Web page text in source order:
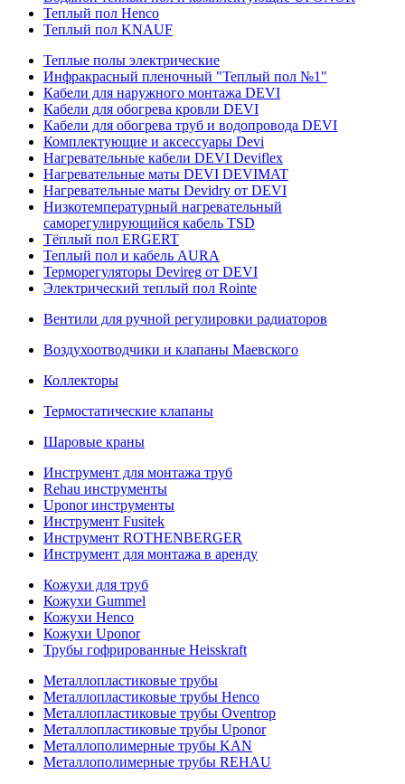
Теплый пол Henco
Теплый пол KNAUF
Теплые полы электрические
Инфракрасный пленочный "Теплый пол №1"
Кабели для наружного монтажа DEVI
Кабели для обогрева кровли DEVI
Кабели для обогрева труб и водопровода DEVI
Комплектующие и аксессуары Devi
Нагревательные кабели DEVI Deviflex
Нагревательные маты DEVI DEVIMAT
Нагревательные маты Devidry от DEVI
Низкотемпературный нагревательный
саморегулирующийся кабель TSD
Тёплый пол ERGERT
Теплый пол и кабель AURA
Терморегуляторы Devireg от DEVI
Электрический теплый пол Rointe
Вентили для ручной регулировки радиаторов
Воздухоотводчики и клапаны Маевского
Коллекторы
Термостатические клапаны
Шаровые краны
Инструмент для монтажа труб
Rehau инструменты
Uponor инструменты
Инструмент Fusitek
Инструмент ROTHENBERGER
Инструмент для монтажа в аренду
Кожухи для труб
Кожухи Gummel
Кожухи Henco
Кожухи Uponor
Трубы гофрированные Heisskraft
Металлопластиковые трубы
Металлопластиковые трубы Henco
Металлопластиковые трубы Oventrop
Металлопластиковые трубы Uponor
Металлополимерные трубы KAN
Металлополимерные трубы REHAU